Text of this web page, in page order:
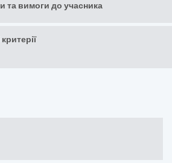
та вимоги до учасника